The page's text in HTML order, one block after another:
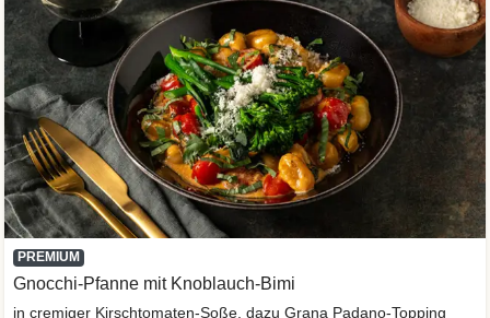
PREMIUM
Gnocchi-Pfanne mit Knoblauch-Bimi
in cremiger Kirschtomaten-Soße, dazu Grana Padano-Topping